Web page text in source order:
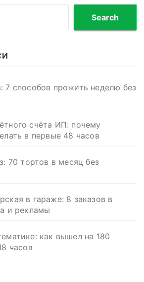
Search
7 способов прожить неделю без
счёта ИП: почему
в первые 48 часов
70 тортов в месяц без
в гараже: 8 заказов в
и рекламы
как вышел на 180
часов